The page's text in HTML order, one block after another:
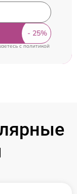
c политикой